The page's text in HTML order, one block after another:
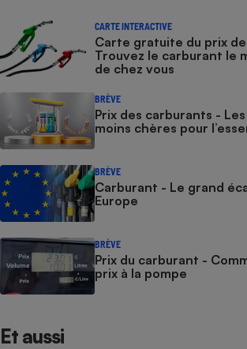
CARTE INTERACTIVE
Carte gratuite du prix
Trouvez le carburant le
de chez vous
BRÈVE
Prix des carburants -
moins chères pour
BRÈVE
Carburant - Le grand
Europe
BRÈVE
Prix du carburant -
prix à la pompe
Et aussi